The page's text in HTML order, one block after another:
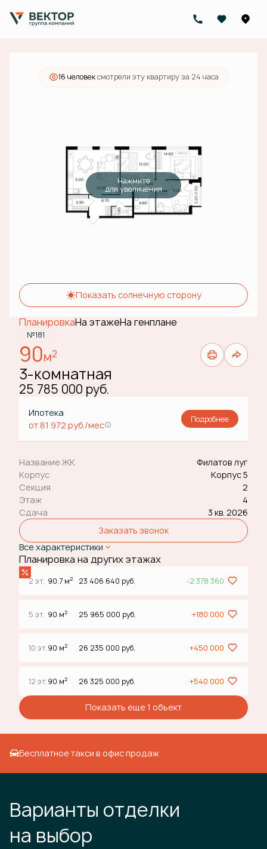
3-комнатная 25 785 000 руб.
Ипотекаот 81 972 руб./мес.
16 человексмотрели эту квартиру за 24 часа
Нажмите
для увеличения
Показать солнечную сторону
ПланировкаНа этажеНа генплане
№181
90м2
3-комнатная
25 785 000 руб.
Ипотека
от 81 972 руб./мес
Подробнее
Название ЖК
Филатов луг
Корпус
Корпус 5
Секция
2
Этаж
4
Сдача
3 кв. 2026
Заказать звонок
Все характеристики
Планировка на других этажах
2 эт. 90.7 м2 23 406 640 руб. -2 378 360
5 эт. 90 м2 25 965 000 руб. +180 000
10 эт.90 м2 26 235 000 руб. +450 000
12 эт.90 м2 26 325 000 руб. +540 000
Показать еще 1 объект
Бесплатное такси в офис продаж
Варианты отделки
на выбор